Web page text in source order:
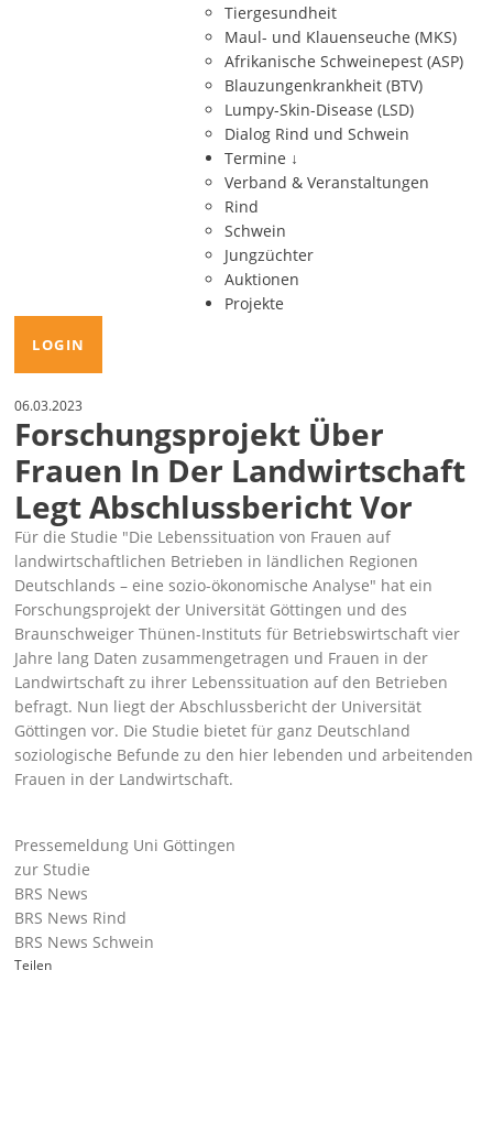
Tiergesundheit
Maul- und Klauenseuche (MKS)
Afrikanische Schweinepest (ASP)
Blauzungenkrankheit (BTV)
Lumpy-Skin-Disease (LSD)
Dialog Rind und Schwein
Termine ↓
Verband & Veranstaltungen
Rind
Schwein
Jungzüchter
Auktionen
Projekte
LOGIN
06.03.2023
Forschungsprojekt Über
Frauen In Der Landwirtschaft
Legt Abschlussbericht Vor
Für die Studie
Die Lebenssituation von Frauen auf
landwirtschaftlichen Betrieben in ländlichen Regionen
Deutschlands – eine sozio-ökonomische Analyse
hat ein
Forschungsprojekt der Universität Göttingen und des
Braunschweiger Thünen-Instituts für Betriebswirtschaft vier
Jahre lang Daten zusammengetragen und Frauen in der
Landwirtschaft zu ihrer Lebenssituation auf den Betrieben
befragt. Nun liegt der Abschlussbericht der Universität
Göttingen vor. Die Studie bietet für ganz Deutschland
soziologische Befunde zu den hier lebenden und arbeitenden
Frauen in der Landwirtschaft.
Pressemeldung Uni Göttingen
zur Studie
BRS News
BRS News Rind
BRS News Schwein
Teilen